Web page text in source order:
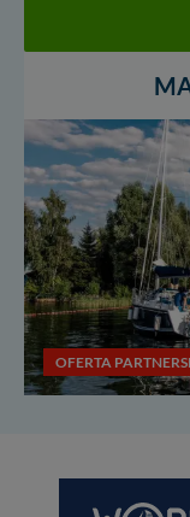
OFERTA